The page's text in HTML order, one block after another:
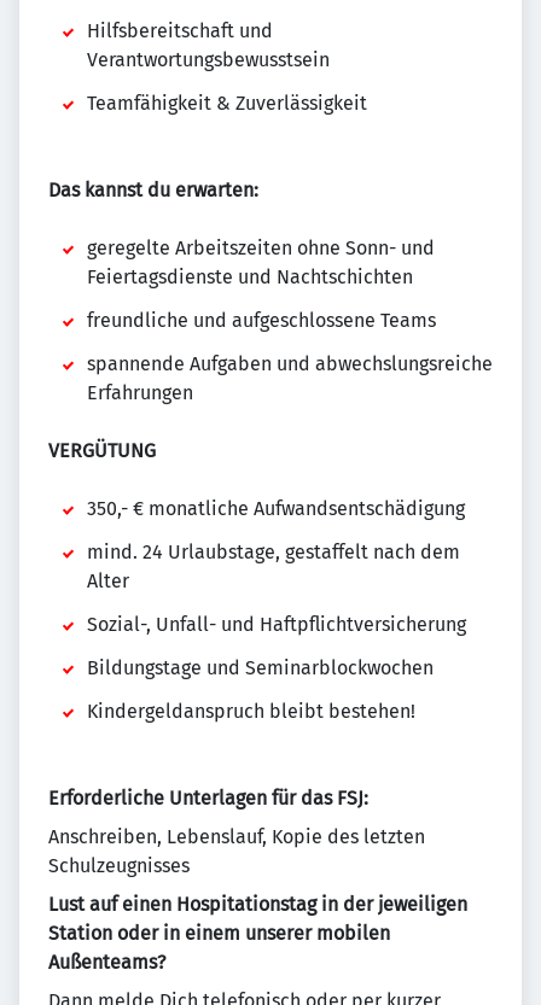
Hilfsbereitschaft und
Verantwortungsbewusstsein
Teamfähigkeit & Zuverlässigkeit
Das kannst du erwarten:
geregelte Arbeitszeiten ohne Sonn- und
Feiertagsdienste und Nachtschichten
freundliche und aufgeschlossene Teams
spannende Aufgaben und abwechslungsreiche
Erfahrungen
VERGÜTUNG
350,- € monatliche Aufwandsentschädigung
mind. 24 Urlaubstage, gestaffelt nach dem
Alter
Sozial-, Unfall- und Haftpflichtversicherung
Bildungstage und Seminarblockwochen
Kindergeldanspruch bleibt bestehen!
Erforderliche Unterlagen für das FSJ:
Anschreiben, Lebenslauf, Kopie des letzten
Schulzeugnisses
Lust auf einen Hospitationstag in der jeweiligen
Station oder in einem unserer mobilen
Außenteams?